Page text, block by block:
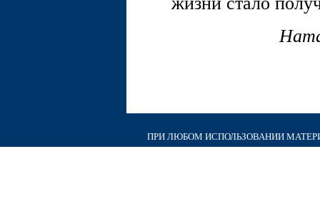
ПРИ ЛЮБОМ ИСПОЛЬЗОВАНИИ